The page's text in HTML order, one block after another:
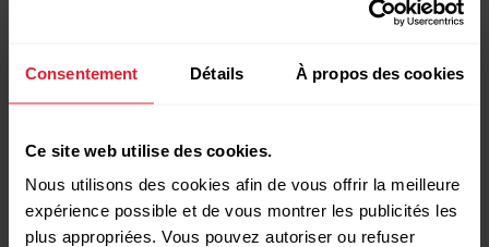
Consentement Détails À propos des cookies
Ce site web utilise des cookies.
Nous utilisons des cookies afin de vous offrir la meilleure
expérience possible et de vous montrer les publicités les
plus appropriées. Vous pouvez autoriser ou refuser
incorrecte
Mon dispositif Polar ne mesure pas du tout mes
indicateurs Sleep Plus Stages